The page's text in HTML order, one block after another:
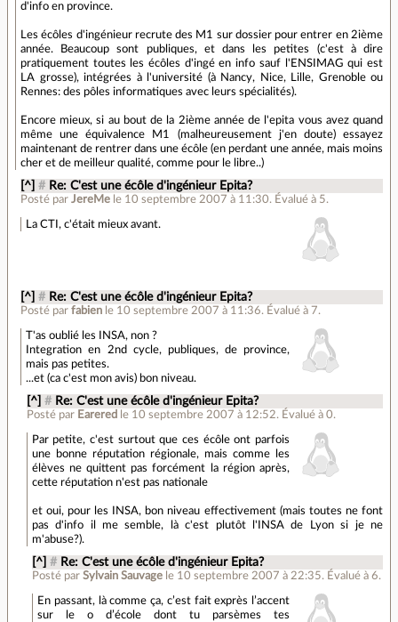
d'info en province.
Les écôles d'ingénieur recrute des M1 sur dossier pour entrer en 2ième
année. Beaucoup sont publiques, et dans les petites (c'est à dire
pratiquement toutes les écôles d'ingé en info sauf l'ENSIMAG qui est
LA grosse), intégrées à l'université (à Nancy, Nice, Lille, Grenoble ou
Rennes: des pôles informatiques avec leurs spécialités).
Encore mieux, si au bout de la 2ième année de l'epita vous avez quand
même une équivalence M1 (malheureusement j'en doute) essayez
maintenant de rentrer dans une écôle (en perdant une année, mais moins
cher et de meilleur qualité, comme pour le libre..)
[^] # Re: C'est une écôle d'ingénieur Epita?
Posté parJereMe le 10 septembre 2007 à 11:30. Évalué à 5.
La CTI, c'était mieux avant.
[^] # Re: C'est une écôle d'ingénieur Epita?
Posté parfabien le 10 septembre 2007 à 11:36. Évalué à 7.
T'as oublié les INSA, non ?
Integration en 2nd cycle, publiques, de province,
mais pas petites.
...et (ca c'est mon avis) bon niveau.
[^] # Re: C'est une écôle d'ingénieur Epita?
Posté par Earered le 10 septembre 2007 à 12:52. Évalué à 0.
Par petite, c'est surtout que ces écôle ont parfois
une bonne réputation régionale, mais comme les
élèves ne quittent pas forcément la région après,
cette réputation n'est pas nationale
et oui, pour les INSA, bon niveau effectivement (mais toutes ne font
pas d'info il me semble, là c'est plutôt l'INSA de Lyon si je ne
m'abuse?).
[^] # Re: C'est une écôle d'ingénieur Epita?
Posté parSylvain Sauvage le 10 septembre 2007 à 22:35. Évalué à6.
En passant, là comme ça, c’est fait exprès l’accent
sur le o d’école dont tu parsèmes tes